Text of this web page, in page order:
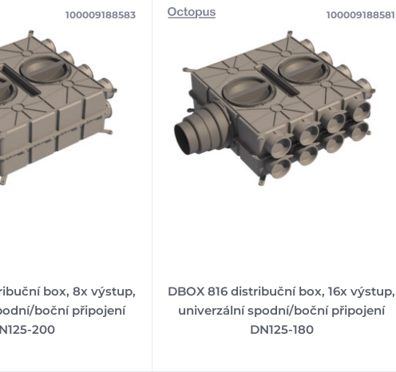
box, 8x výstup,
boční připojení
200
100009188583
DBOX 816 distribuční box, 16x výstup,
univerzální spodní/boční připojení
DN125-180
100009188581